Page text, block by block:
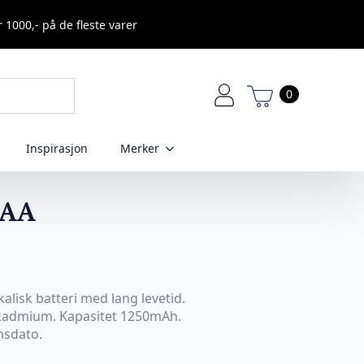
1000,- på de fleste varer
0
Inspirasjon Merker
batteri med lang levetid.
Kapasitet 1250mAh.